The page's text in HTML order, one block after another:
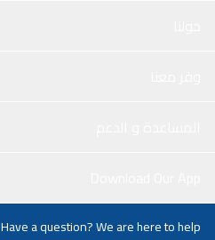
Have a question? We are here to help.